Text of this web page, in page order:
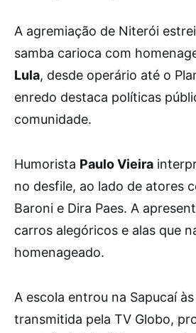
A agremiação de Niterói
samba carioca com
Lula, desde operário até o
enredo destaca políticas
comunidade.
Humorista Paulo Vieira
no desfile, ao lado de atores
Baroni e Dira Paes. A
carros alegóricos e alas que
homenageado.
A escola entrou na Sapucaí
transmitida pela TV Globo,